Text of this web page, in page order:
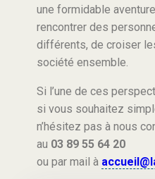
une formidable
rencontrer des
différents, de croiser
société ensemble.
Si l’une de ces
si vous souhaitez
n’hésitez pas à nous
au 03 89 55 64 20
ou par mail à